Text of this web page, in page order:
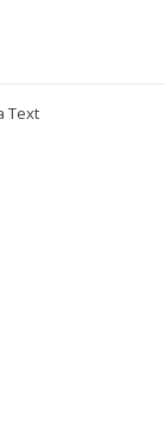
Text